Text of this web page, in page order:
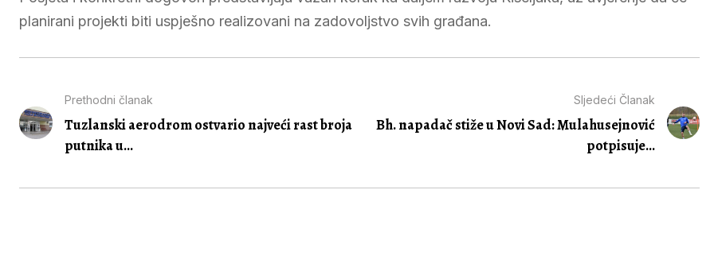
planirani projekti biti uspješno realizovani na zadovoljstvo svih građana.
Prethodni članak
Tuzlanski aerodrom ostvario najveći rast broja
putnika u...
Sljedeći Članak
Bh. napadač stiže u Novi Sad: Mulahusejnović
potpisuje...